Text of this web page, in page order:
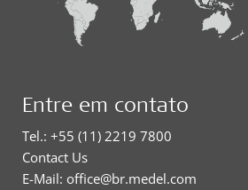
Entre em contato
Tel.: +55 (11) 2219 7800
Contact Us
E-Mail: office@br.medel.com